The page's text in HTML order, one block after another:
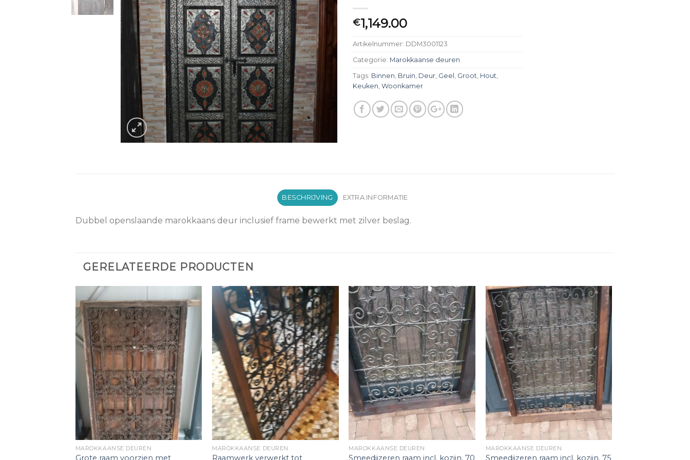
€1,149.00
Artikelnummer: DDM3001123
Categorie: Marokkaanse deuren
Tags: Binnen Bruin Deur Geel Groot Hout
Keuken Woonkamer
BESCHRIJVING EXTRA INFORMATIE
Dubbel openslaande marokkaans deur inclusief frame bewerkt met zilver beslag.
GERELATEERDE PRODUCTEN
MAROKKAANSE DEUREN
Grote raam voorzien met
MAROKKAANSE DEUREN
Raamwerk verwerkt tot
MAROKKAANSE DEUREN
Smeedijzeren raam incl. kozijn. 70
MAROKKAANSE DEUREN
Smeedijzeren raam incl. kozijn. 75